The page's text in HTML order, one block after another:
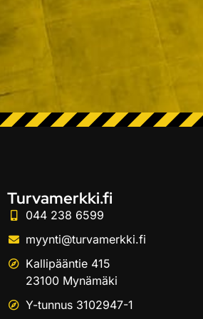
Turvamerkki.fi
044 238 6599
myynti@turvamerkki.fi
Kallipääntie 415
23100 Mynämäki
Y-tunnus 3102947-1